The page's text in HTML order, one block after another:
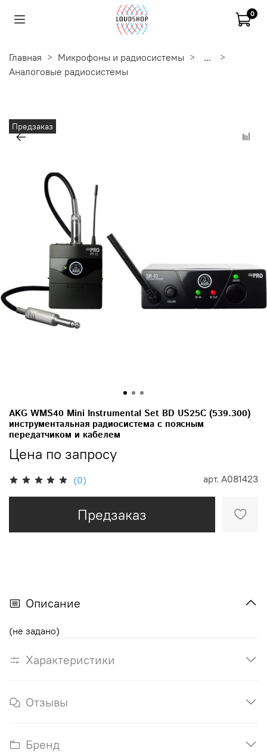
0
Главная Микрофоны и радиосистемы
...
Аналоговые радиосистемы
Предзаказ
(0) арт. A081423
AKG WMS40 Mini Instrumental Set BD US25C (539.300)
инструментальная радиосистема с поясным
передатчиком и кабелем
Цена по запросу
Предзаказ
Описание
(не задано)
Характеристики
Отзывы
Бренд